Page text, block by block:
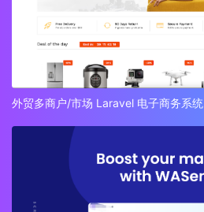
外贸多商户/市场 Laravel 电子商务系统